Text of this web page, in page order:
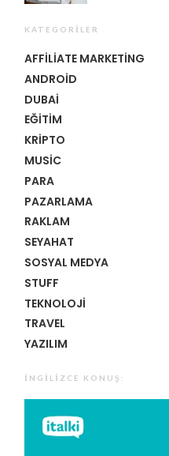
KATEGORILER
AFFILIATE MARKETING
ANDROID
DUBAI
EĞITIM
KRIPTO
MUSIC
PARA
PAZARLAMA
RAKLAM
SEYAHAT
SOSYAL MEDYA
STUFF
TEKNOLOJI
TRAVEL
YAZILIM
İNGILIZCE KONUŞ: